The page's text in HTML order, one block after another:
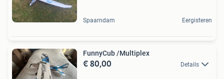
Spaarndam Eergisteren
FunnyCub /Multiplex
€ 80,00 Details